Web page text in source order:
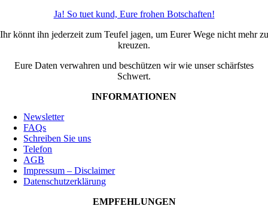
Ja! So tuet kund, Eure frohen Botschaften!
Ihr könnt ihn jederzeit zum Teufel jagen, um Eurer Wege nicht mehr zu
kreuzen.
Eure Daten verwahren und beschützen wir wie unser schärfstes
Schwert.
INFORMATIONEN
Newsletter
FAQs
Schreiben Sie uns
Telefon
AGB
Impressum – Disclaimer
Datenschutzerklärung
EMPFEHLUNGEN